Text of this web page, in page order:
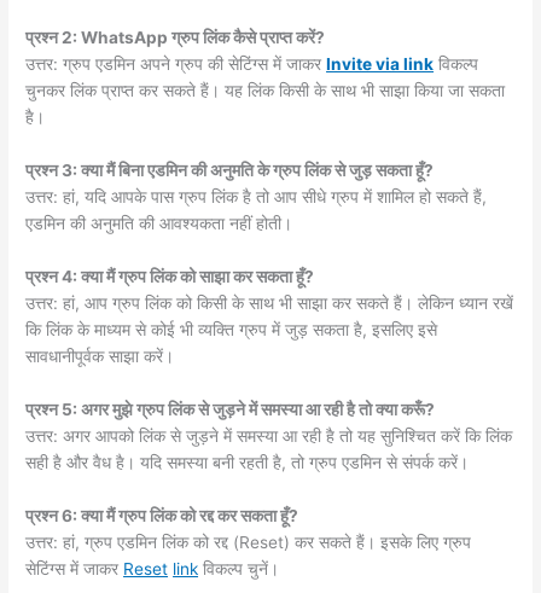
प्रश्न 2: WhatsApp ग्रुप लिंक कैसे प्राप्त करें?
उत्तर: ग्रुप एडमिन अपने ग्रुप की सेटिंग्स में जाकरInvite via link विकल्प
चुनकर लिंक प्राप्त कर सकते हैं। यह लिंक किसी के साथ भी साझा किया जा सकता
है।
प्रश्न 3: क्या मैं बिना एडमिन की अनुमति के ग्रुप लिंक से जुड़ सकता हूँ?
उत्तर: हां, यदि आपके पास ग्रुप लिंक है तो आप सीधे ग्रुप में शामिल हो सकते हैं,
एडमिन की अनुमति की आवश्यकता नहीं होती।
प्रश्न 4: क्या मैं ग्रुप लिंक को साझा कर सकता हूँ?
उत्तर: हां, आप ग्रुप लिंक को किसी के साथ भी साझा कर सकते हैं। लेकिन ध्यान रखें
कि लिंक के माध्यम से कोई भी व्यक्ति ग्रुप में जुड़ सकता है, इसलिए इसे
सावधानीपूर्वक साझा करें।
प्रश्न 5: अगर मुझे ग्रुप लिंक से जुड़ने में समस्या आ रही है तो क्या करूँ?
उत्तर: अगर आपको लिंक से जुड़ने में समस्या आ रही है तो यह सुनिश्चित करें कि लिंक
सही है और वैध है। यदि समस्या बनी रहती है, तो ग्रुप एडमिन से संपर्क करें।
प्रश्न 6: क्या मैं ग्रुप लिंक को रद्द कर सकता हूँ?
उत्तर: हां, ग्रुप एडमिन लिंक को रद्द (Reset) कर सकते हैं। इसके लिए ग्रुप
सेटिंग्स में जाकर Reset link विकल्प चुनें।